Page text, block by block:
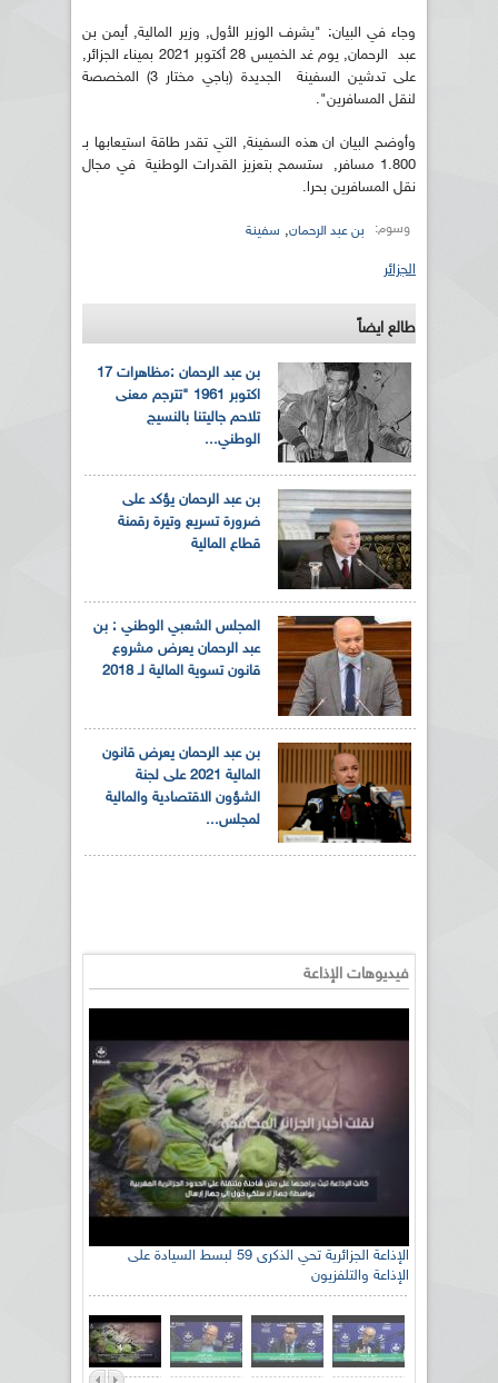
وجاء في البيان: "يشرف الوزير الأول, وزير المالية, أيمن بن
عبد الرحمان, يوم غد الخميس 28 أكتوبر 2021 بميناء الجزائر,
على تدشين السفينة الجديدة (باجي مختار 3) المخصصة
لنقل المسافرين".
وأوضح البيان ان هذه السفينة, التي تقدر طاقة استيعابها بـ
1.800 مسافر, ستسمح بتعزيز القدرات الوطنية في مجال
نقل المسافرين بحرا.
وسوم: بن عبد الرحمان, سفينة
الجزائر
طالع ايضاً
بن عبد الرحمان :مظاهرات 17
اكتوبر 1961 "تترجم معنى
تلاحم جاليتنا بالنسيج
الوطني...
بن عبد الرحمان يؤكد على
ضرورة تسريع وتيرة رقمنة
قطاع المالية
المجلس الشعبي الوطني : بن
عبد الرحمان يعرض مشروع
قانون تسوية المالية لـ 2018
بن عبد الرحمان يعرض قانون
المالية 2021 على لجنة
الشؤون الاقتصادية والمالية
لمجلس...
فيديوهات الإذاعة
الإذاعة الجزائرية تحي الذكرى 59 لبسط السيادة على
الإذاعة والتلفزيون